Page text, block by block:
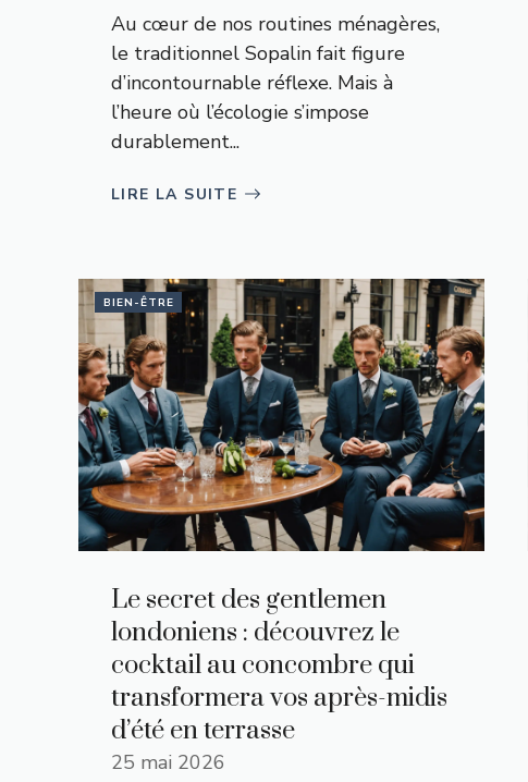
Au cœur de nos routines ménagères,
le traditionnel Sopalin fait figure
d’incontournable réflexe. Mais à
l’heure où l’écologie s’impose
durablement...
LIRE LA SUITE
BIEN-ÊTRE
Le secret des gentlemen
londoniens : découvrez le
cocktail au concombre qui
transformera vos après-midis
d’été en terrasse
25 mai 2026